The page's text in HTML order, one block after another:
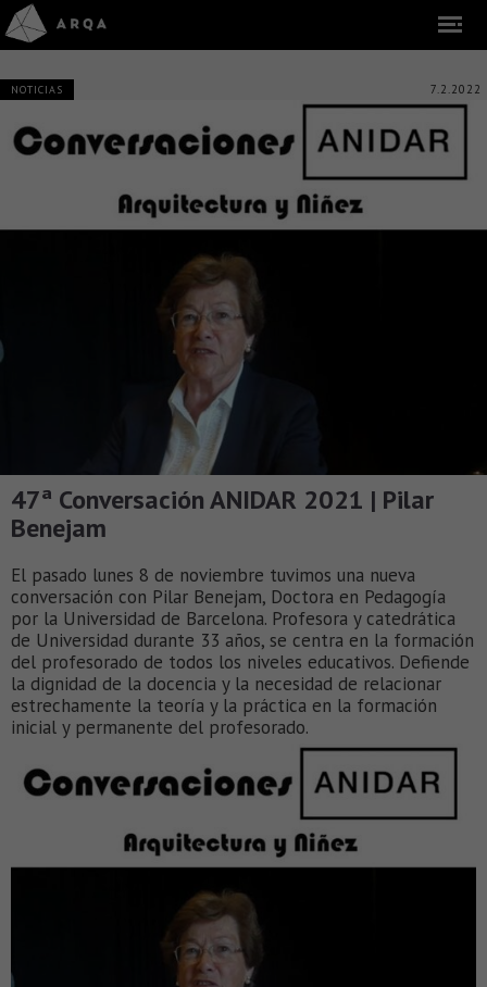
NOTICIAS 7.2.2022
47ª Conversación ANIDAR 2021 | Pilar
Benejam
El pasado lunes 8 de noviembre tuvimos una nueva
conversación con Pilar Benejam, Doctora en Pedagogía
por la Universidad de Barcelona. Profesora y catedrática
de Universidad durante 33 años, se centra en la formación
del profesorado de todos los niveles educativos. Defiende
la dignidad de la docencia y la necesidad de relacionar
estrechamente la teoría y la práctica en la formación
inicial y permanente del profesorado.